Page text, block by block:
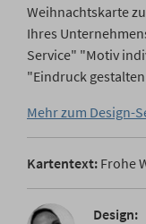
Weihnachtskarte
Ihres
Service" "Motiv
"Eindruck
Mehr zum Design-
Kartentext: Frohe
Design: